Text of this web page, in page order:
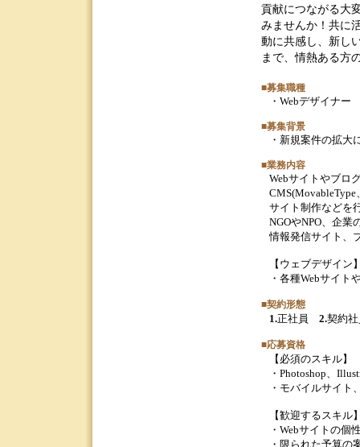
貢献につながる大
みませんか！共に
動に共感し、新し
まで、情熱ある方
■募集職種
・Webデザイナー
■募集背景
・新規案件の拡大
■業務内容
Webサイトやブロ
サイト制作などを
NGOやNPO、企業
情報発信サイト、
【ウェブデザイン
・各種Webサイ
■契約形態
1.正社員 2.契約
■応募資格
【必須のスキル】
・Photoshop、
・モバイルサイ
【歓迎するスキル
・Webサイトの
・限られた予算の